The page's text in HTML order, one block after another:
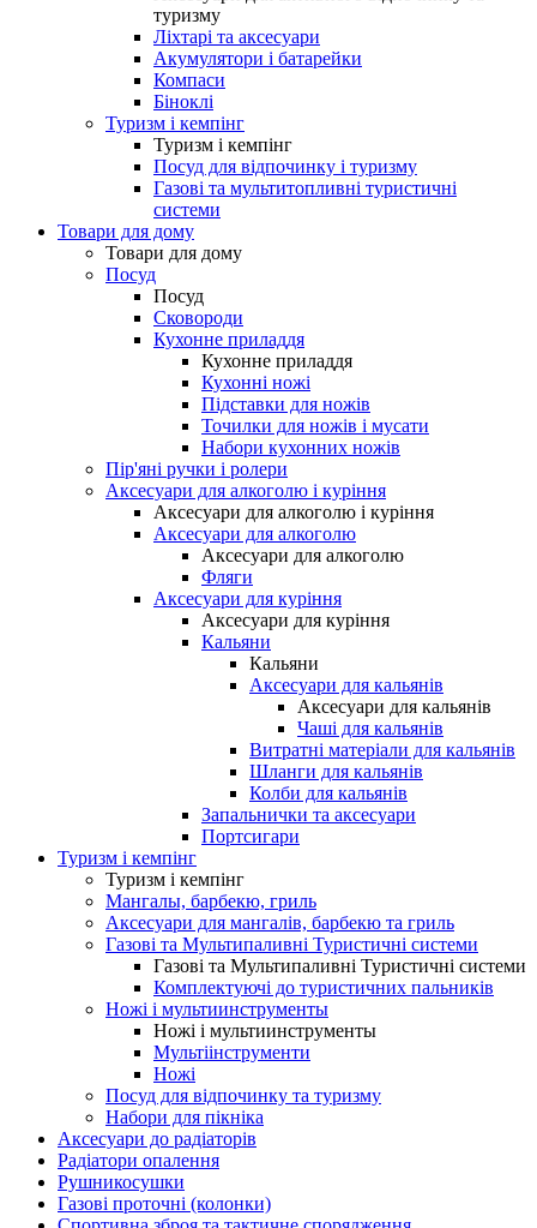
туризму
Ліхтарі та аксесуари
Акумулятори і батарейки
Компаси
Біноклі
Туризм і кемпінг
Туризм і кемпінг
Посуд для відпочинку і туризму
Газові та мультитопливні туристичні
системи
Товари для дому
Товари для дому
Посуд
Посуд
Сковороди
Кухонне приладдя
Кухонне приладдя
Кухонні ножі
Підставки для ножів
Точилки для ножів і мусати
Набори кухонних ножів
Пір'яні ручки і ролери
Аксесуари для алкоголю і куріння
Аксесуари для алкоголю і куріння
Аксесуари для алкоголю
Аксесуари для алкоголю
Фляги
Аксесуари для куріння
Аксесуари для куріння
Кальяни
Кальяни
Аксесуари для кальянів
Аксесуари для кальянів
Чаші для кальянів
Витратні матеріали для кальянів
Шланги для кальянів
Колби для кальянів
Запальнички та аксесуари
Портсигари
Туризм і кемпінг
Туризм і кемпінг
Мангалы, барбекю, гриль
Аксесуари для мангалів, барбекю та гриль
Газові та Мультипаливні Туристичні системи
Газові та Мультипаливні Туристичні системи
Комплектуючі до туристичних пальників
Ножі і мультиинструменты
Ножі і мультиинструменты
Мультіінструменти
Ножі
Посуд для відпочинку та туризму
Набори для пікніка
Аксесуари до радіаторів
Радіатори опалення
Рушникосушки
Газові проточні (колонки)